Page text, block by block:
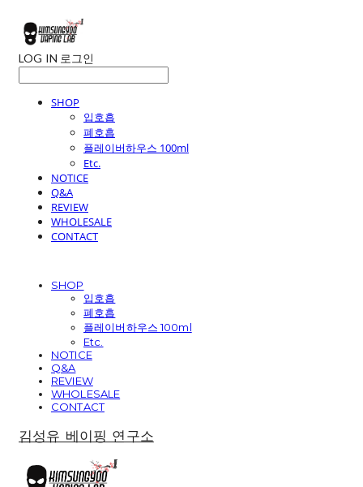
LOG IN 로그인
SHOP
입호흡
폐호흡
플레이버하우스 100ml
Etc.
NOTICE
Q&A
REVIEW
WHOLESALE
CONTACT
SHOP
입호흡
폐호흡
플레이버하우스 100ml
Etc.
NOTICE
Q&A
REVIEW
WHOLESALE
CONTACT
김성유 베이핑 연구소